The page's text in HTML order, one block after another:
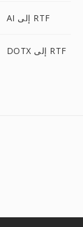
AI إلى RTF
DOTX إلى RTF